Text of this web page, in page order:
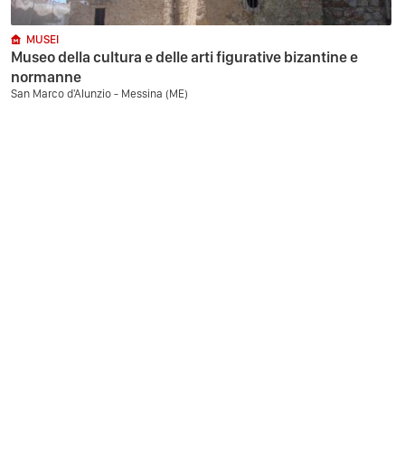
MUSEI
Museo della cultura e delle arti figurative bizantine e
normanne
San Marco d'Alunzio - Messina (ME)